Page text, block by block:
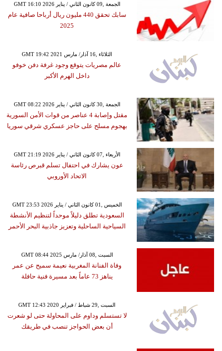
GMT 16:10 2026 الجمعة ,09 كانون الثاني / يناير
سابك تحقق 440 مليون ريال أرباحا صافية عام
2025
GMT 19:42 2021 الثلاثاء ,16 آذار/ مارس
عالم مصريات يتوقع وجود غرفة دفن خوفو
داخل الهرم الأكبر
GMT 08:22 2026 الجمعة ,30 كانون الثاني / يناير
مقتل وإصابة 4 عناصر من قوات الأمن السورية
بهجوم مسلح على حاجز عسكري شرقي سوريا
GMT 21:19 2026 الأربعاء ,07 كانون الثاني / يناير
عون يشارك في احتفال تسلم قبرص رئاسة
الاتحاد الأوروبي
GMT 23:53 2026 الخميس ,01 كانون الثاني / يناير
السعودية تطلق دليلاً موحداً لتنظيم الأنشطة
السياحية الساحلية وتعزيز جاذبية البحر الأحمر
GMT 08:44 2025 السبت ,08 آذار/ مارس
وفاة الفنانة المغربية نعيمة سميح عن عمر
يناهز 73 عاماً بعد مسيرة فنية حافلة
GMT 12:43 2020 السبت ,29 شباط / فبراير
لا تستسلم وداوم على المحاولة حتى لو شعرت
أن بعض الحواجز تنصب في طريقك